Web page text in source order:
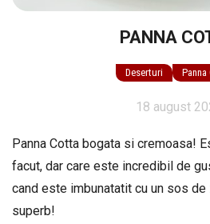
PANNA
Deserturi Panna
18 august
Panna Cotta bogata si cremoasa!
facut, dar care este incredibil de
cand este imbunatatit cu un sos
superb!